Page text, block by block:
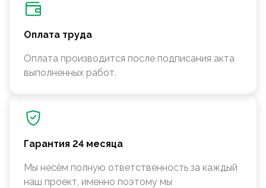
Оплата труда
Оплата производится после подписания акта
выполненных работ.
Гарантия 24 месяца
Мы несём полную ответственность за каждый
наш проект, именно поэтому мы